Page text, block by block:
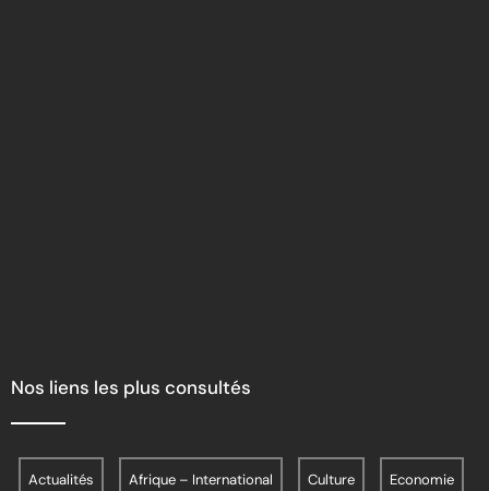
Nos liens les plus consultés
Actualités Afrique – International Culture Economie